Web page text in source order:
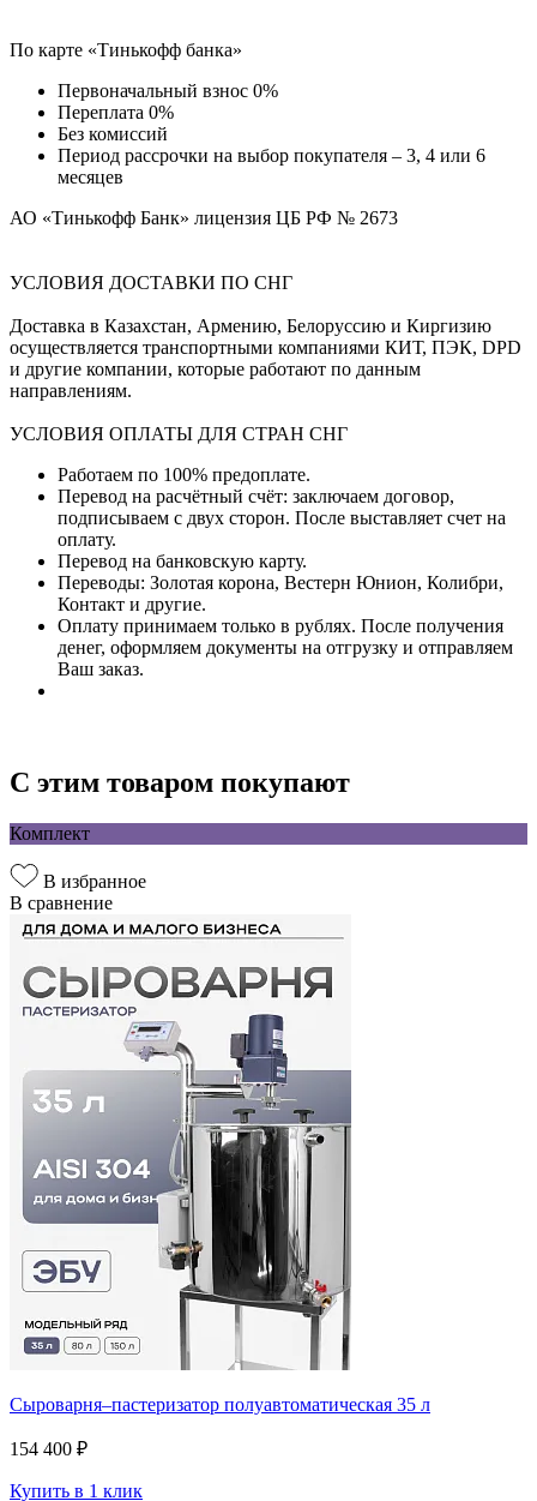
По карте «Тинькофф банка»
Первоначальный взнос 0%
Переплата 0%
Без комиссий
Период рассрочки на выбор покупателя – 3, 4 или 6
месяцев
АО «Тинькофф Банк» лицензия ЦБ РФ № 2673
УСЛОВИЯ ДОСТАВКИ ПО СНГ
Доставка в Казахстан, Армению, Белоруссию и Киргизию
осуществляется транспортными компаниями КИТ, ПЭК, DPD
и другие компании, которые работают по данным
направлениям.
УСЛОВИЯ ОПЛАТЫ ДЛЯ СТРАН СНГ
Работаем по 100% предоплате.
Перевод на расчётный счёт: заключаем договор,
подписываем с двух сторон. После выставляет счет на
оплату.
Перевод на банковскую карту.
Переводы: Золотая корона, Вестерн Юнион, Колибри,
Контакт и другие.
Оплату принимаем только в рублях. После получения
денег, оформляем документы на отгрузку и отправляем
Ваш заказ.
С этим товаром покупают
Комплект
В избранное
В сравнение
Сыроварня–пастеризатор полуавтоматическая 35 л
154 400 ₽
Купить в 1 клик